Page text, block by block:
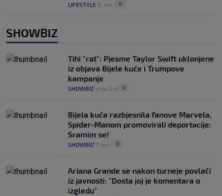
LIFESTYLE 6. kol. 0
SHOWBIZ
Tihi "rat": Pjesme Taylor Swift uklonjene
iz objava Bijele kuće i Trumpove
kampanje
SHOWBIZ prije 2 h 0
Bijela kuća razbjesnila fanove Marvela,
Spider-Manom promovirali deportacije:
Sramim se!
SHOWBIZ 7. kol. 0
Ariana Grande se nakon turneje povlači
iz javnosti: "Dosta joj je komentara o
izgledu"